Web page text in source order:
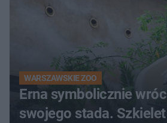
WARSZAWSKIE ZOO
Erna symbolicznie
swojego stada. Szkielet